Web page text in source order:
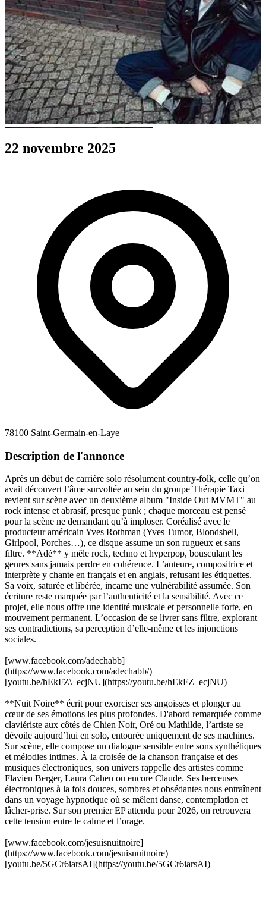
22 novembre 2025
78100 Saint-Germain-en-Laye
Description de l'annonce
Après un début de carrière solo résolument country-folk, celle qu’on
avait découvert l’âme survoltée au sein du groupe Thérapie Taxi
revient sur scène avec un deuxième album "Inside Out MVMT" au
rock intense et abrasif, presque punk ; chaque morceau est pensé
pour la scène ne demandant qu’à imploser. Coréalisé avec le
producteur américain Yves Rothman (Yves Tumor, Blondshell,
Girlpool, Porches…), ce disque assume un son rugueux et sans
filtre. **Adé** y mêle rock, techno et hyperpop, bousculant les
genres sans jamais perdre en cohérence. L’auteure, compositrice et
interprète y chante en français et en anglais, refusant les étiquettes.
Sa voix, saturée et libérée, incarne une vulnérabilité assumée. Son
écriture reste marquée par l’authenticité et la sensibilité. Avec ce
projet, elle nous offre une identité musicale et personnelle forte, en
mouvement permanent. L’occasion de se livrer sans filtre, explorant
ses contradictions, sa perception d’elle-même et les injonctions
sociales.
[www.facebook.com/adechabb]
(https://www.facebook.com/adechabb/)
[youtu.be/hEkFZ\_ecjNU](https://youtu.be/hEkFZ_ecjNU)
**Nuit Noire** écrit pour exorciser ses angoisses et plonger au
cœur de ses émotions les plus profondes. D'abord remarquée comme
claviériste aux côtés de Chien Noir, Oré ou Mathilde, l’artiste se
dévoile aujourd’hui en solo, entourée uniquement de ses machines.
Sur scène, elle compose un dialogue sensible entre sons synthétiques
et mélodies intimes. À la croisée de la chanson française et des
musiques électroniques, son univers rappelle des artistes comme
Flavien Berger, Laura Cahen ou encore Claude. Ses berceuses
électroniques à la fois douces, sombres et obsédantes nous entraînent
dans un voyage hypnotique où se mêlent danse, contemplation et
lâcher-prise. Sur son premier EP attendu pour 2026, on retrouvera
cette tension entre le calme et l’orage.
[www.facebook.com/jesuisnuitnoire]
(https://www.facebook.com/jesuisnuitnoire)
[youtu.be/5GCr6iarsAI](https://youtu.be/5GCr6iarsAI)